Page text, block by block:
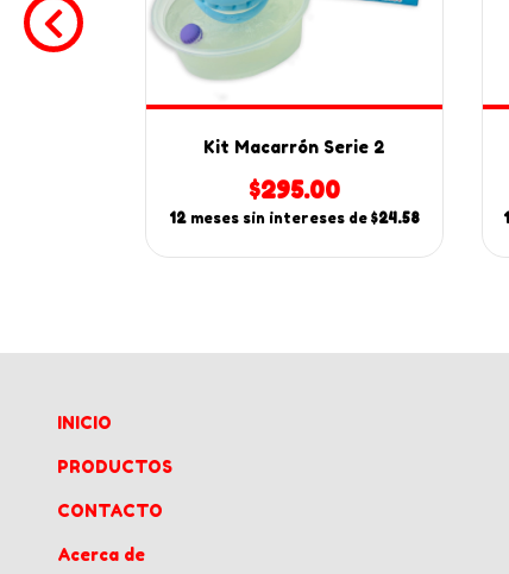
Kit Macarrón Serie 2
$295.00
12 meses sin intereses de $24.58
INICIO
PRODUCTOS
CONTACTO
Acerca de